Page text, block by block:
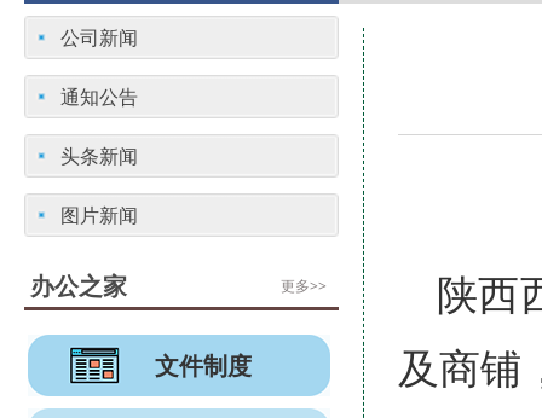
公司新闻
通知公告
头条新闻
图片新闻
更多>>
办公之家
文件制度
陕西
及商铺